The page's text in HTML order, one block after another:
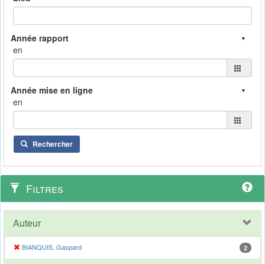
en
en
Rechercher
Filtres
Auteur
BIANQUIS, Gaspard 2